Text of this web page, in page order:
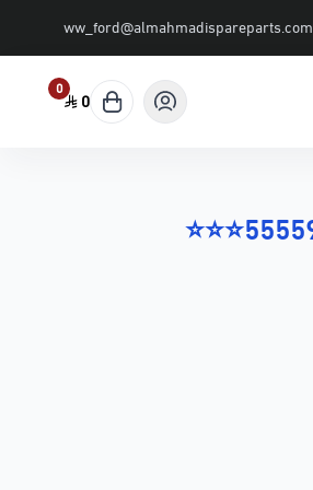
ww_ford@almahmadispareparts.com
0
0